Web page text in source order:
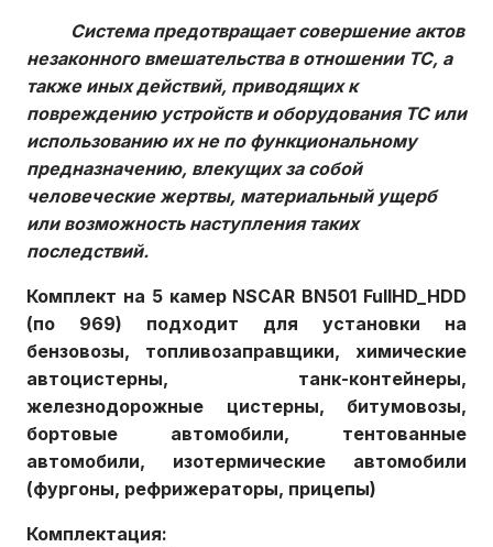
Система предотвращает совершение актов
незаконного вмешательства в отношении ТС, а
также иных действий, приводящих к
повреждению устройств и оборудования ТС или
использованию их не по функциональному
предназначению, влекущих за собой
человеческие жертвы, материальный ущерб
или возможность наступления таких
последствий.
Комплект на 5 камер NSCAR BN501 FullHD_HDD
(по 969) подходит для установки на
бензовозы, топливозаправщики, химические
автоцистерны, танк-контейнеры,
железнодорожные цистерны, битумовозы,
бортовые автомобили, тентованные
автомобили, изотермические автомобили
(фургоны, рефрижераторы, прицепы)
Комплектация: